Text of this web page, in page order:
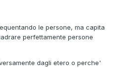
le persone, ma capita
perfettamente persone
dagli etero o perche'